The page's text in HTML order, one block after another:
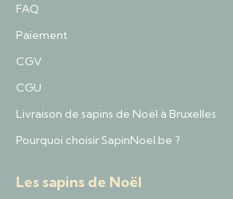
FAQ
Paiement
CGV
CGU
Livraison de sapins de Noël à Bruxelles
Pourquoi choisir SapinNoel.be ?
Les sapins de Noël